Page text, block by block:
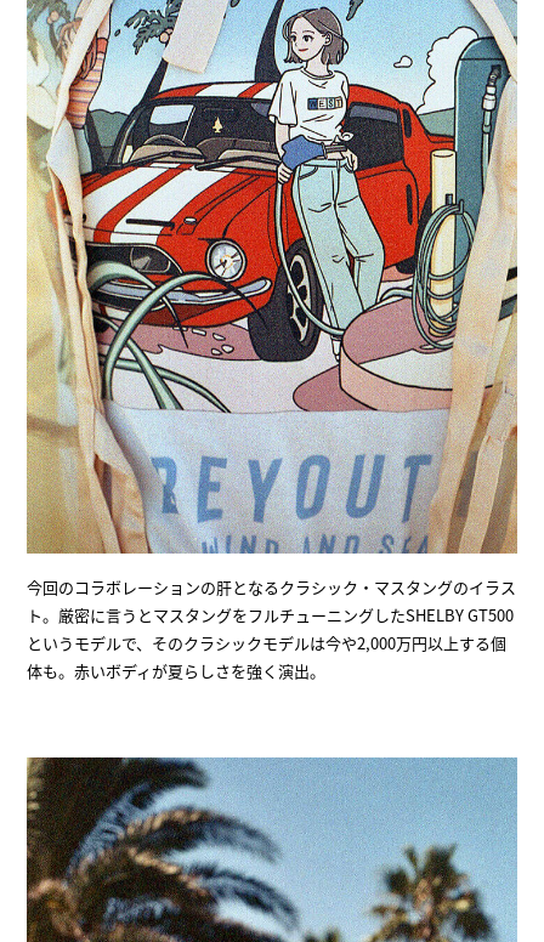
今回のコラボレーションの肝となるクラシック・マスタングのイラス
ト。厳密に言うとマスタングをフルチューニングしたSHELBY GT500
というモデルで、そのクラシックモデルは今や2,000万円以上する個
体も。赤いボディが夏らしさを強く演出。